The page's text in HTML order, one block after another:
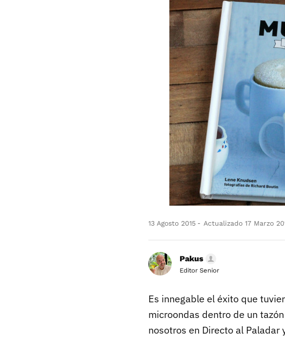
13 Agosto 2015 Actualizado 17 Marzo
Pakus
Editor Senior
Es innegable el éxito que
microondas dentro de un
nosotros en Directo al